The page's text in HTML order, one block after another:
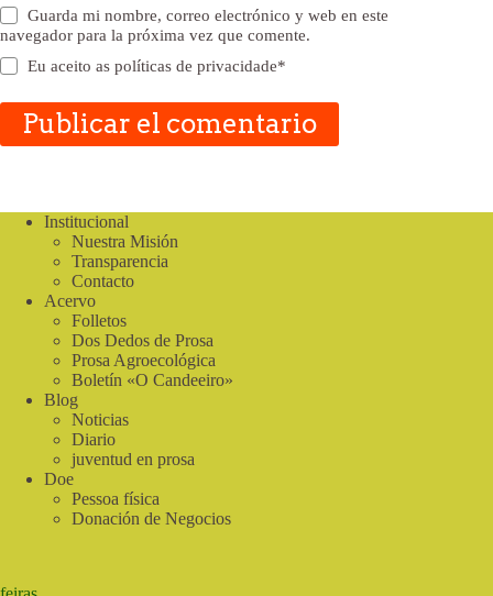
Guarda mi nombre, correo electrónico y web en este
navegador para la próxima vez que comente.
Eu aceito aspolíticas de privacidade*
Publicar el comentario
Institucional
Nuestra Misión
Transparencia
Contacto
Acervo
Folletos
Dos Dedos de Prosa
Prosa Agroecológica
Boletín «O Candeeiro»
Blog
Noticias
Diario
juventud en prosa
Doe
Pessoa física
Donación de Negocios